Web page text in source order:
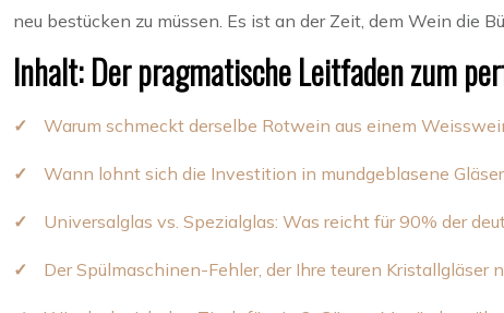
neu bestücken zu müssen. Es ist an der Zeit, dem Wein die
Inhalt: Der pragmatische Leitfaden zum
Warum schmeckt derselbe Rotwein aus einem
Wann lohnt sich die Investition in mundgeblasene
Universalglas vs. Spezialglas: Was reicht für 90% der
Der Spülmaschinen-Fehler, der Ihre teuren Kristallgläser